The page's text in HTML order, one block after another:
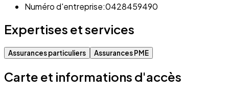
Numéro d'entreprise:0428459490
Expertises et services
Assurances particuliers Assurances PME
Carte et informations d'accès